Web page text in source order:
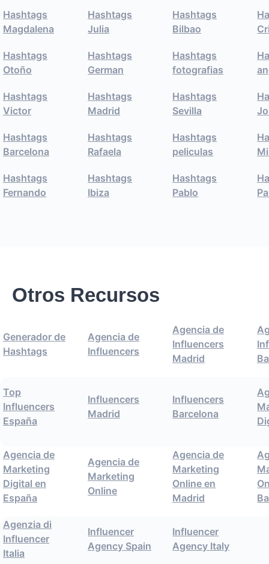
Hashtags
Magdalena
Hashtags
Julia
Hashtags
Bilbao
Hashtags
Otoño
Hashtags
German
Hashtags
fotografias
Hashtags
Victor
Hashtags
Madrid
Hashtags
Sevilla
Hashtags
Barcelona
Hashtags
Rafaela
Hashtags
peliculas
Hashtags
Fernando
Hashtags
Ibiza
Hashtags
Pablo
Otros Recursos
Generador de
Hashtags
Agencia de
Influencers
Agencia de
Influencers
Madrid
Top
Influencers
España
Influencers
Madrid
Influencers
Barcelona
Agencia de
Marketing
Digital en
España
Agencia de
Marketing
Online
Agencia de
Marketing
Online en
Madrid
Agenzia di
Influencer
Italia
Influencer
Agency Spain
Influencer
Agency Italy